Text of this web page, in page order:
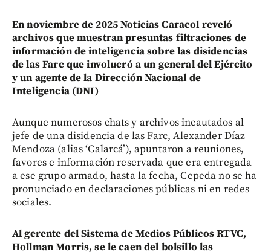
En noviembre de 2025 Noticias Caracol reveló
archivos que muestran presuntas filtraciones de
información de inteligencia sobre las disidencias
de las Farc que involucró a un general del Ejército
y un agente de la Dirección Nacional de
Inteligencia (DNI)
Aunque numerosos chats y archivos incautados al
jefe de una disidencia de las Farc, Alexander Díaz
Mendoza (alias ‘Calarcá’), apuntaron a reuniones,
favores e información reservada que era entregada
a ese grupo armado, hasta la fecha, Cepeda no se ha
pronunciado en declaraciones públicas ni en redes
sociales.
Al gerente del Sistema de Medios Públicos RTVC,
Hollman Morris, se le caen del bolsillo las